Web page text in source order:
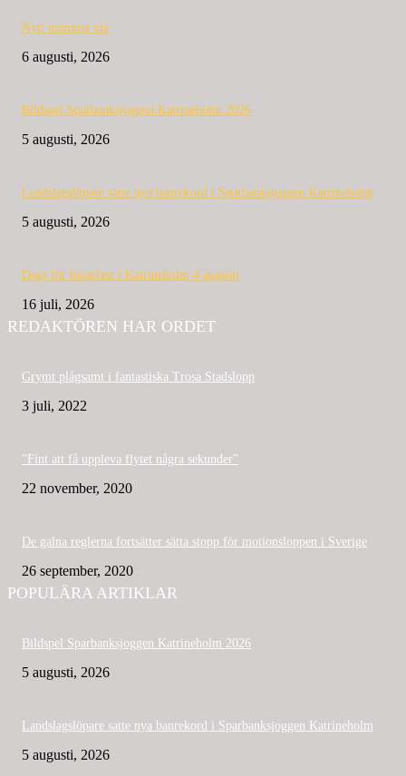
Nytt nummer ute
6 augusti, 2026
Bildspel Sparbanksjoggen Katrineholm 2026
5 augusti, 2026
Landslagslöpare satte nya banrekord i Sparbanksjoggen Katrineholm
5 augusti, 2026
Dags för löparfest i Katrineholm 4 augusti
16 juli, 2026
REDAKTÖREN HAR ORDET
Grymt plågsamt i fantastiska Trosa Stadslopp
3 juli, 2022
”Fint att få uppleva flytet några sekunder”
22 november, 2020
De galna reglerna fortsätter sätta stopp för motionsloppen i Sverige
26 september, 2020
POPULÄRA ARTIKLAR
Bildspel Sparbanksjoggen Katrineholm 2026
5 augusti, 2026
Landslagslöpare satte nya banrekord i Sparbanksjoggen Katrineholm
5 augusti, 2026